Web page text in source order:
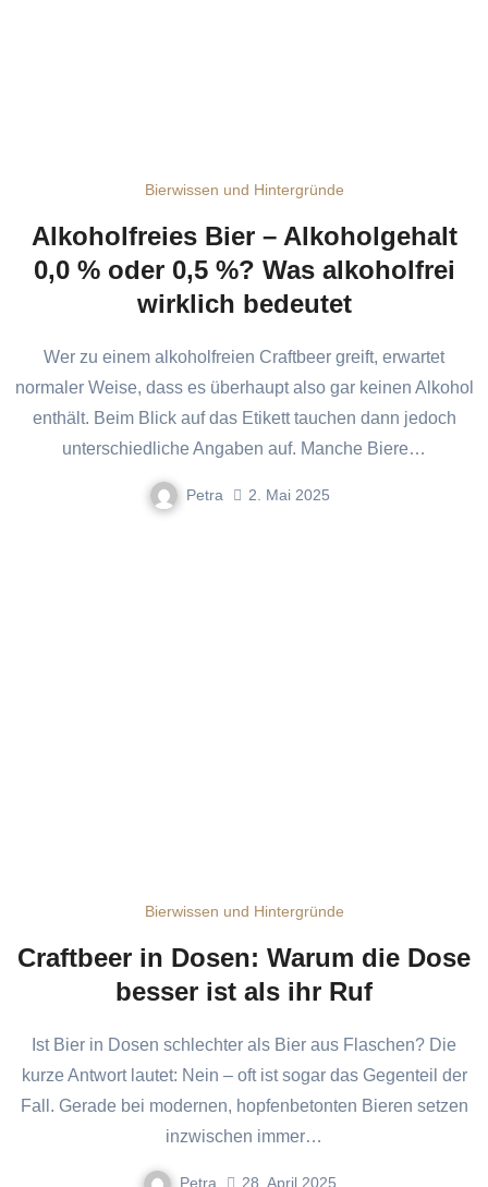
Bierwissen und Hintergründe
Alkoholfreies Bier – Alkoholgehalt
0,0 % oder 0,5 %? Was alkoholfrei
wirklich bedeutet
Wer zu einem alkoholfreien Craftbeer greift, erwartet
normaler Weise, dass es überhaupt also gar keinen Alkohol
enthält. Beim Blick auf das Etikett tauchen dann jedoch
unterschiedliche Angaben auf. Manche Biere…
Petra 2. Mai 2025
Bierwissen und Hintergründe
Craftbeer in Dosen: Warum die Dose
besser ist als ihr Ruf
kurze Antwort lautet: Nein – oft ist sogar das Gegenteil der
Fall. Gerade bei modernen, hopfenbetonten Bieren setzen
inzwischen immer…
Petra 28. April 2025